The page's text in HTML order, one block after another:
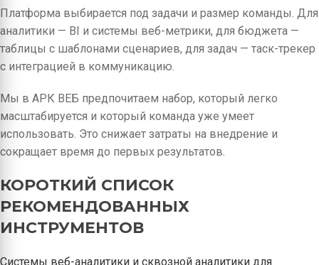
Платформа выбирается под задачи и размер команды. Для
аналитики — BI и системы веб-метрики, для бюджета —
таблицы с шаблонами сценариев, для задач — таск-трекер
с интеграцией в коммуникацию.
Мы в АРК ВЕБ предпочитаем набор, который легко
масштабируется и который команда уже умеет
использовать. Это снижает затраты на внедрение и
сокращает время до первых результатов.
КОРОТКИЙ СПИСОК
РЕКОМЕНДОВАННЫХ
ИНСТРУМЕНТОВ
Системы веб-аналитики и сквозной аналитики для